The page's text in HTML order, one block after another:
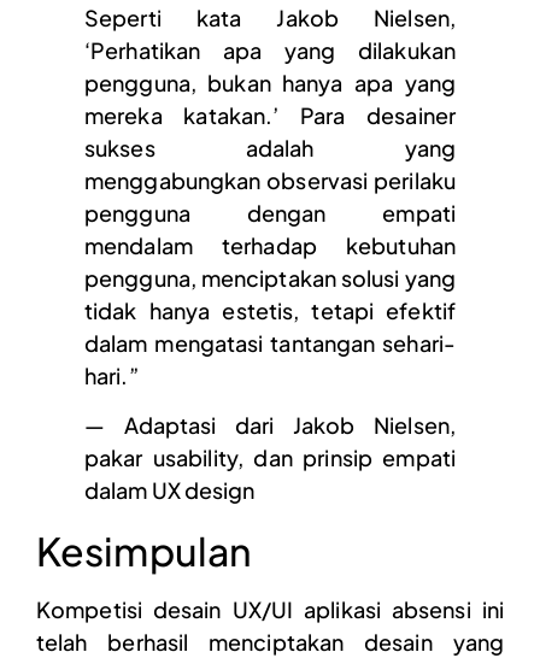
Seperti kata Jakob Nielsen,
‘Perhatikan apa yang dilakukan
pengguna, bukan hanya apa yang
mereka katakan.’ Para desainer
sukses adalah yang
menggabungkan observasi perilaku
pengguna dengan empati
mendalam terhadap kebutuhan
pengguna, menciptakan solusi yang
tidak hanya estetis, tetapi efektif
dalam mengatasi tantangan sehari-
hari.”
— Adaptasi dari Jakob Nielsen,
pakar usability, dan prinsip empati
dalam UX design
Kesimpulan
Kompetisi desain UX/UI aplikasi absensi ini
telah berhasil menciptakan desain yang